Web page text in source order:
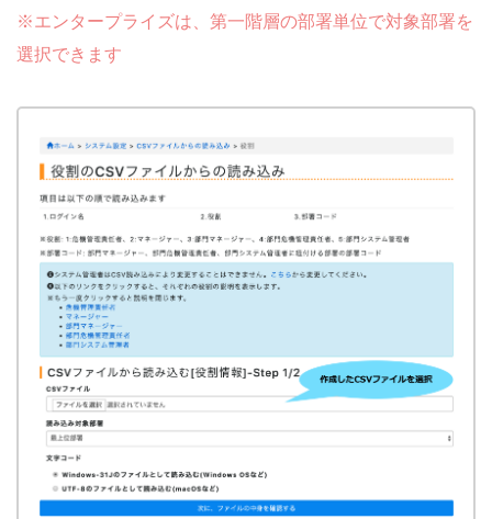
※エンタープライズは、第一階層の部署単位で対象部署を
選択できます